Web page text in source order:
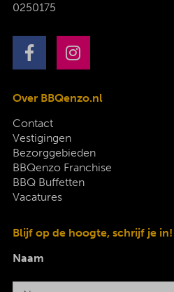
0250175
Over BBQenzo.nl
Contact
Vestigingen
Bezorggebieden
BBQenzo Franchise
BBQ Buffetten
Vacatures
Blijf op de hoogte, schrijf je in!
Naam